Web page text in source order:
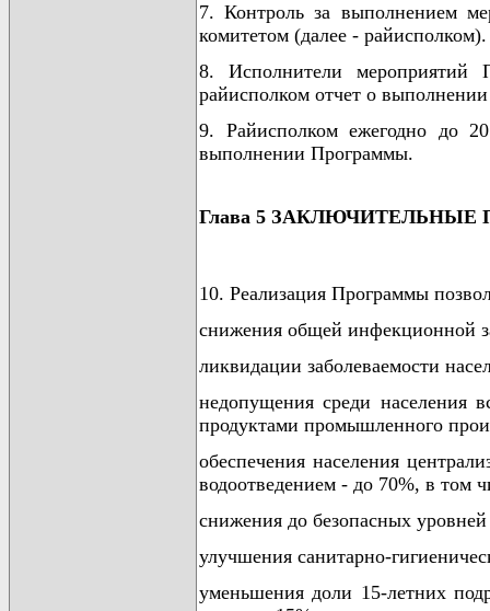
7. Контроль за выполнением
комитетом (далее - райисполком).
8. Исполнители мероприятий
райисполком отчет о
9. Райисполком ежегодно до
выполнении Программы.
Глава 5
10. Реализация Программы
снижения общей инфекционной
ликвидации заболеваемости
недопущения среди населения
продуктами промышленного
обеспечения населения
водоотведением - до 70%, в том
снижения до безопасных
улучшения санитарно-
уменьшения доли 15-летних